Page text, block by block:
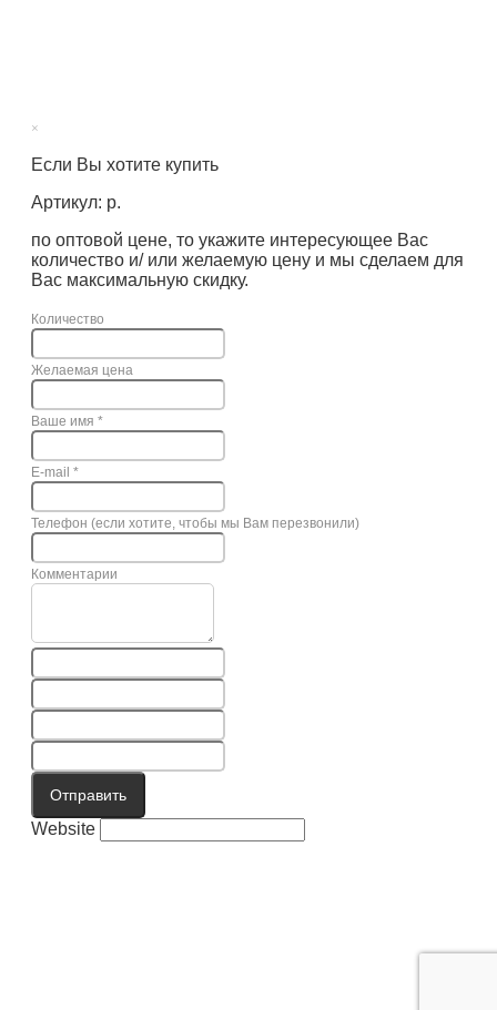
×
Если Вы хотите купить
Артикул: р.
по оптовой цене, то укажите интересующее Вас
количество и/ или желаемую цену и мы сделаем для
Вас максимальную скидку.
Количество
Желаемая цена
Ваше имя *
E-mail *
Телефон (если хотите, чтобы мы Вам перезвонили)
Комментарии
Отправить
Website